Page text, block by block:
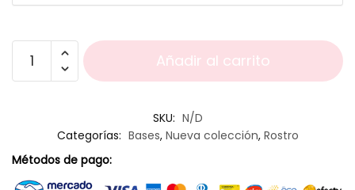
Añadir al carrito
SKU: N/D
Categorías: Bases, Nueva colección, Rostro
Métodos de pago: